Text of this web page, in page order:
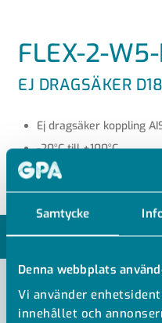
Samtycke
Denna webbplats
Vi använder
innehållet och
FLEX-2-
EJ DRAGSÄKER
Ej dragsäker koppling
-20°C till +100°C
MODELLER
VISA